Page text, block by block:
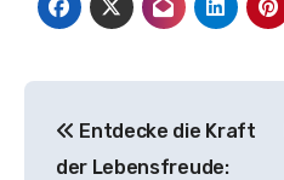
Entdecke die Kraft
der Lebensfreude: